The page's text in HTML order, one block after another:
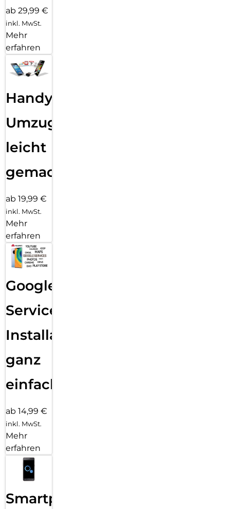
ab 29,99 €
inkl. MwSt.
Mehr
erfahren
Handy
Umzug
leicht
gemacht!
ab 19,99 €
inkl. MwSt.
Mehr
erfahren
Google
Services
Installation
ganz
einfach
ab 14,99 €
inkl. MwSt.
Mehr
erfahren
Smartphone